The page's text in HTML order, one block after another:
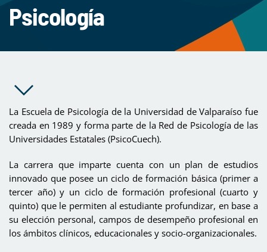
Psicología
La Escuela de Psicología de la Universidad de Valparaíso fue
creada en 1989 y forma parte de la Red de Psicología de las
Universidades Estatales (PsicoCuech).
La carrera que imparte cuenta con un plan de estudios
innovado que posee un ciclo de formación básica (primer a
tercer año) y un ciclo de formación profesional (cuarto y
quinto) que le permiten al estudiante profundizar, en base a
su elección personal, campos de desempeño profesional en
los ámbitos clínicos, educacionales y socio-organizacionales.